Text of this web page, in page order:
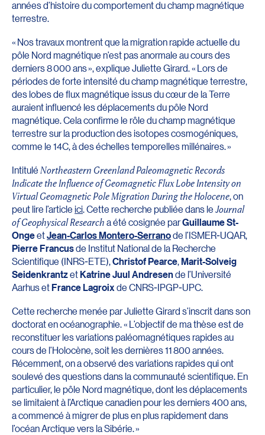
années d’histoire du comportement du champ magnétique
terrestre.
« Nos travaux montrent que la migration rapide actuelle du
pôle Nord magnétique n’est pas anormale au cours des
derniers 8 000 ans », explique Juliette Girard. « Lors de
périodes de forte intensité du champ magnétique terrestre,
des lobes de flux magnétique issus du cœur de la Terre
auraient influencé les déplacements du pôle Nord
magnétique. Cela confirme le rôle du champ magnétique
terrestre sur la production des isotopes cosmogéniques,
comme le 14C, à des échelles temporelles millénaires. »
Intitulé Northeastern Greenland Paleomagnetic Records
Indicate the Influence of Geomagnetic Flux Lobe Intensity on
Virtual Geomagnetic Pole Migration During the Holocene, on
peut lire l’articleici. Cette recherche publiée dans leJournal
of Geophysical Researcha été cosignée parGuillaume St-
OngeetJean-Carlos Montero-Serranode l’ISMER-UQAR,
Pierre Francusde Institut National de la Recherche
Scientifique (INRS-ETE),Christof Pearce,Marit-Solveig
SeidenkrantzetKatrine Juul Andresende l’Université
Aarhus etFrance Lagroixde CNRS-IPGP-UPC.
Cette recherche menée par Juliette Girard s’inscrit dans son
doctorat en océanographie. « L’objectif de ma thèse est de
reconstituer les variations paléomagnétiques rapides au
cours de l’Holocène, soit les dernières 11 800 années.
Récemment, on a observé des variations rapides qui ont
soulevé des questions dans la communauté scientifique. En
particulier, le pôle Nord magnétique, dont les déplacements
se limitaient à l’Arctique canadien pour les derniers 400 ans,
a commencé à migrer de plus en plus rapidement dans
l’océan Arctique vers la Sibérie. »